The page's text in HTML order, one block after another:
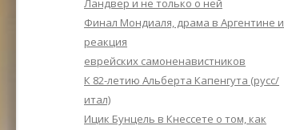
Ландвер и не только о ней
Финал Мондиаля, драма в Аргентине и
реакция
еврейских самоненавистников
К 82-летию Альберта Капенгута (русс/
итал)
Ицик Бунцель в Кнессете о том, как